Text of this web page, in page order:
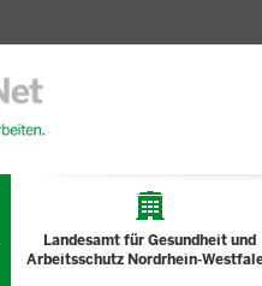
Landesamt für Gesundheit und
Arbeitsschutz Nordrhein-